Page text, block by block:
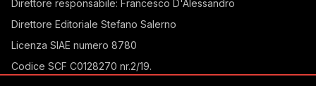
Direttore responsabile: Francesco D'Alessandro
Direttore Editoriale Stefano Salerno
Licenza SIAE numero 8780
Codice SCF C0128270 nr.2/19.